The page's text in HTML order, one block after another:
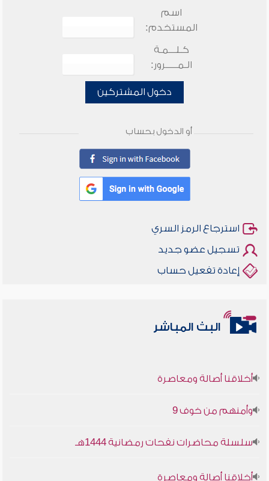
اسم
المستخدم:
كـلـــمـة
الـمـــــرور:
دخول المشتركين
أو الدخول بحساب
استرجاع الرمز السري
تسجيل عضو جديد
إعادة تفعيل حساب
البث المباشر
أخلاقنا أصالة ومعاصرة
وأمنهم من خوف 9
سلسلة محاضرات نفحات رمضانية 1444هـ
أخلاقنا أصالة ومعاصرة